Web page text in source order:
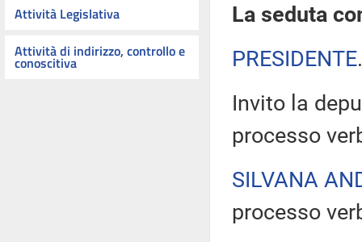
Attività Legislativa
Attività di indirizzo, controllo e
conoscitiva
La seduta
PRESIDENTE
Invito la
processo
SILVANA
processo